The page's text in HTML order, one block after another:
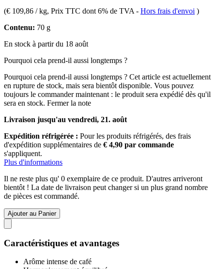
(€ 109,86 / kg, Prix TTC dont 6% de TVA - Hors frais d'envoi )
Contenu: 70 g
En stock à partir du 18 août
Pourquoi cela prend-il aussi longtemps ?
Pourquoi cela prend-il aussi longtemps ? Cet article est actuellement
en rupture de stock, mais sera bientôt disponible. Vous pouvez
toujours le commander maintenant : le produit sera expédié dès qu'il
sera en stock. Fermer la note
Livraison jusqu'au vendredi, 21. août
Expédition réfrigérée : Pour les produits réfrigérés, des frais
d'expédition supplémentaires de € 4,90 par commande
s'appliquent.
Plus d'informations
Il ne reste plus qu' 0 exemplaire de ce produit. D'autres arriveront
bientôt ! La date de livraison peut changer si un plus grand nombre
de pièces est commandé.
Ajouter au Panier
Caractéristiques et avantages
Arôme intense de café